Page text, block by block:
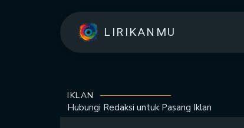
LIRIKANMU
IKLAN
Hubungi Redaksi untuk Pasang Iklan